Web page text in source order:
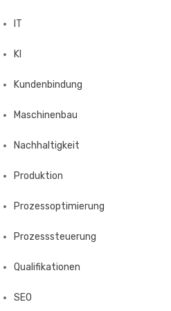
IT
KI
Kundenbindung
Maschinenbau
Nachhaltigkeit
Produktion
Prozessoptimierung
Prozesssteuerung
Qualifikationen
SEO